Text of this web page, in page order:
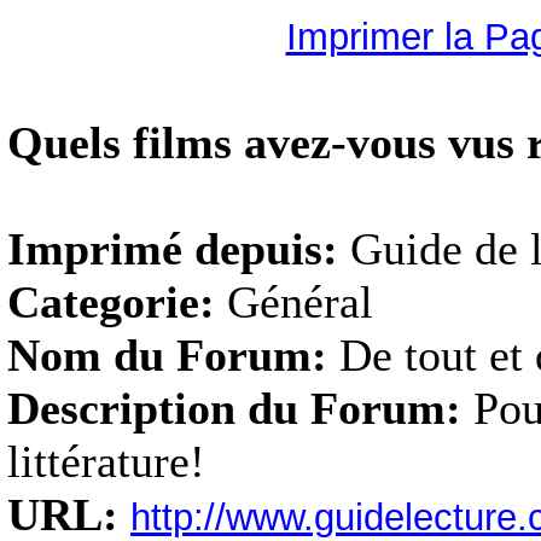
Imprimer la
Quels films avez-vous vus
Imprimé depuis: Guide de
Categorie: Général
Nom du Forum: De tout et
Description du Forum:
littérature!
URL: http://